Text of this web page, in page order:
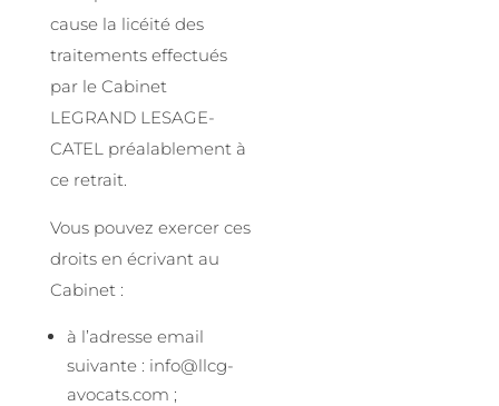
cause la licéité des
traitements effectués
par le Cabinet
LEGRAND LESAGE-
CATEL préalablement à
ce retrait.
Vous pouvez exercer ces
droits en écrivant au
Cabinet :
à l’adresse email
suivante : info@llcg-
avocats.com ;